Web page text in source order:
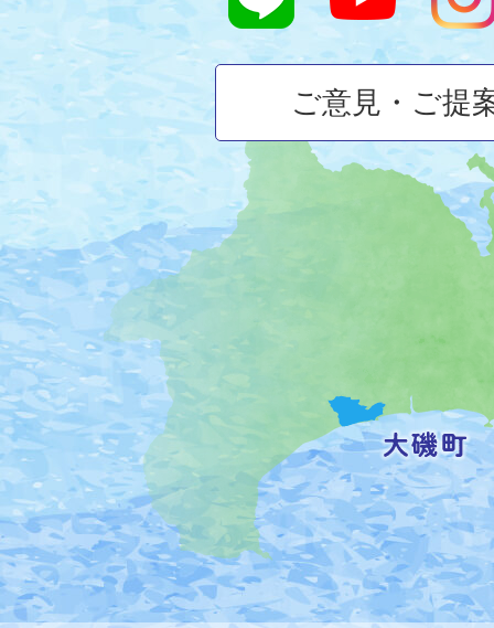
磯
町
の
位
置
を
記
し
た
地
図。
神
ご意見・ご提